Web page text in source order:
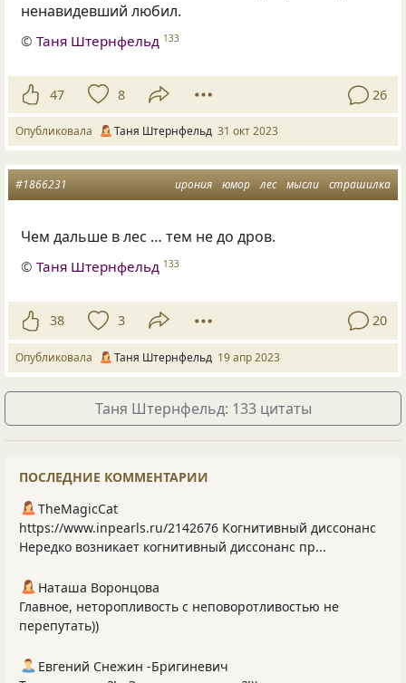
ненавидевший любил.
©Таня Штернфельд 133
47 8 26
Опубликовала Таня Штернфельд 31 окт 2023
ирония юмор лес мысли страшилка
#1866231
Чем дальше в лес … тем не до дров.
©Таня Штернфельд 133
38 3 20
Опубликовала Таня Штернфельд 19 апр 2023
Таня Штернфельд: 133 цитаты
ПОСЛЕДНИЕ КОММЕНТАРИИ
TheMagicCat
https://www.inpearls.ru/2142676 Когнитивный диссонанс
Нередко возникает когнитивный диссонанс пр...
Наташа Воронцова
Главное, неторопливость с неповоротливостью не
перепутать))
Евгений Снежин -Бригиневич